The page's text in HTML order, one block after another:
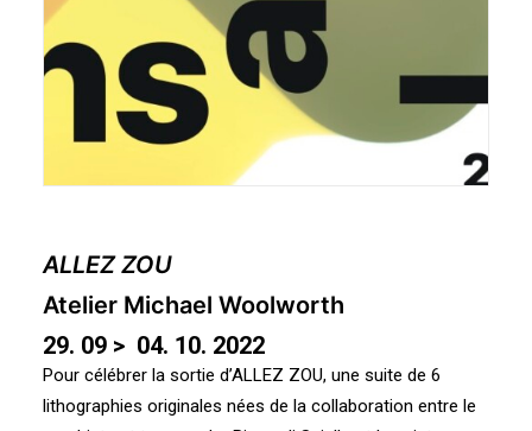
ALLEZ ZOU
Atelier Michael Woolworth
29. 09 > 04. 10. 2022
Pour célébrer la sortie d’ALLEZ ZOU, une suite de 6
lithographies originales nées de la collaboration entre le